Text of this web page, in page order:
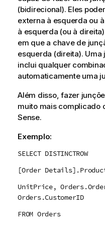
(bidirecional). Eles
externa à esquerda ou
à esquerda (ou à
em que a chave de
esquerda (direita).
inclui qualquer
automaticamente uma
Além disso, fazer
muito mais complicado
Sense.
Exemplo:
SELECT DISTINCTROW
[Order
UnitPrice,
Orders.CustomerID
FROM Orders